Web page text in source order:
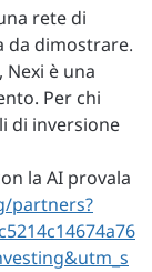
rete di
da dimostrare.
Nexi è una
Per chi
di inversione
la AI provala
partners?